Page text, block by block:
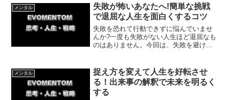
整のコツや、具体的な実践ステップをわ
かりやすく解説します。
メンタル
失敗が怖いあなたへ!簡単な挑戦
で退屈な人生を面白くするコツ
失敗を恐れて行動できずに悩んでいませ
んか?一度も失敗がない人生ほど退屈なも
のはありません。今回は、失敗を避ける
介。今日から魅力的な自分へ生まれ変わ
りましょう!
メンタル
捉え方を変えて人生を好転させ
る！出来事の解釈で未来を明るく
する